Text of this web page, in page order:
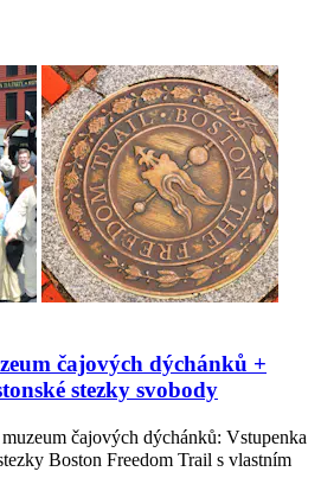
čajových dýchánků +
stezky svobody
čajových dýchánků: Vstupenka
Boston Freedom Trail s vlastním